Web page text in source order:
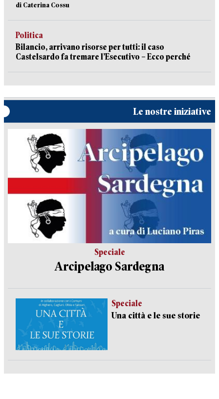
di Caterina Cossu
Politica
Bilancio, arrivano risorse per tutti: il caso
Castelsardo fa tremare l’Esecutivo – Ecco perché
Le nostre iniziative
Speciale
Arcipelago Sardegna
Speciale
Una città e le sue storie